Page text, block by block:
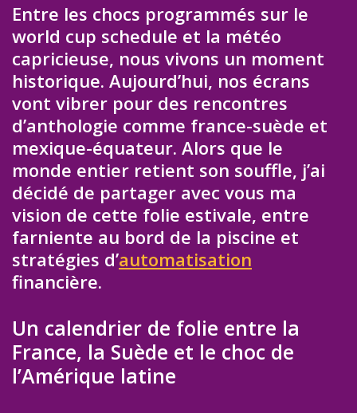
Entre les chocs programmés sur le
world cup schedule et la météo
capricieuse, nous vivons un moment
historique. Aujourd’hui, nos écrans
vont vibrer pour des rencontres
d’anthologie comme france-suède et
mexique-équateur. Alors que le
monde entier retient son souffle, j’ai
décidé de partager avec vous ma
vision de cette folie estivale, entre
farniente au bord de la piscine et
stratégies d’automatisation
financière.
Un calendrier de folie entre la
France, la Suède et le choc de
l’Amérique latine